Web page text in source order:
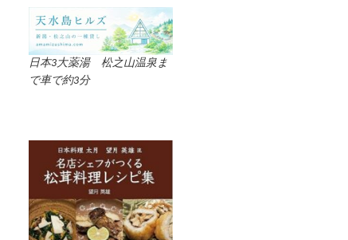
日本3大薬湯 松之山温泉ま
で車で約3分